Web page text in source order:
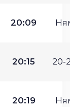
20:09
20:15 20-
20:19